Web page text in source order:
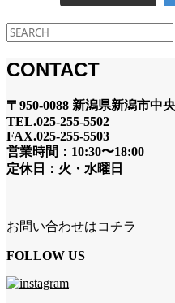
CONTACT
〒950-0088 新潟県新潟市中
TEL.025-255-5502
FAX.025-255-5503
営業時間：10:30〜18:00
定休日：火・水曜日
お問い合わせはコチラ
FOLLOW US